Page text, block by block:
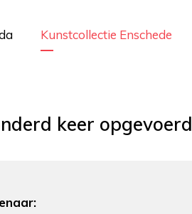
Kunstcollectie Enschede
keer opgevoerd